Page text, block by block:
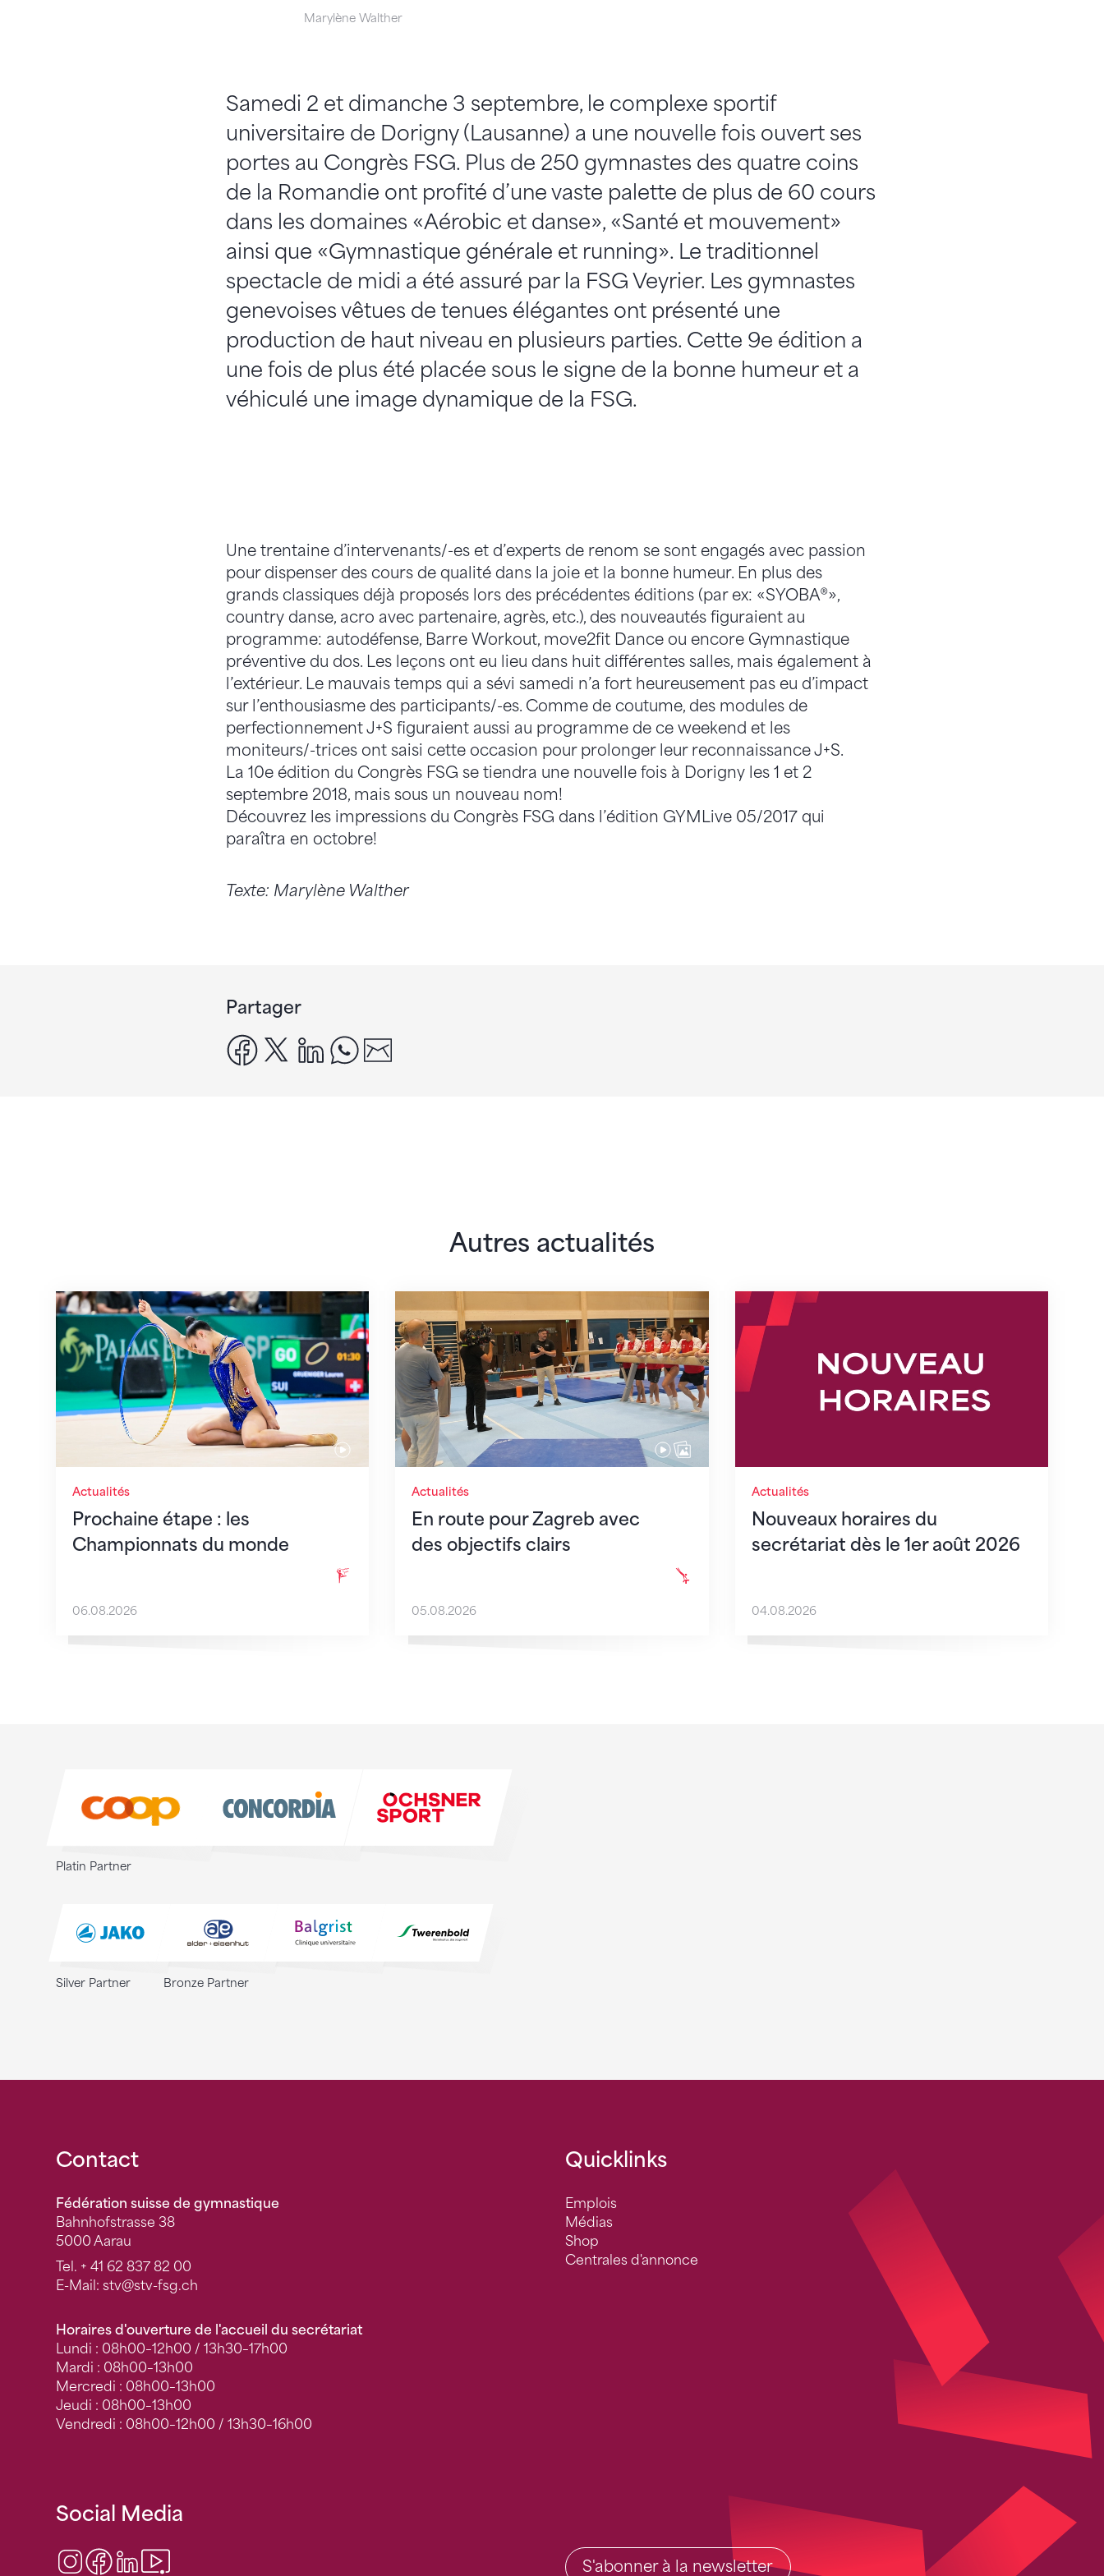
Marylène Walther
Samedi 2 et dimanche 3 septembre, le complexe sportif
universitaire de Dorigny (Lausanne) a une nouvelle fois ouvert ses
portes au Congrès FSG. Plus de 250 gymnastes des quatre coins
de la Romandie ont profité d’une vaste palette de plus de 60 cours
dans les domaines «Aérobic et danse», «Santé et mouvement»
ainsi que «Gymnastique générale et running». Le traditionnel
spectacle de midi a été assuré par la FSG Veyrier. Les gymnastes
genevoises vêtues de tenues élégantes ont présenté une
production de haut niveau en plusieurs parties. Cette 9e édition a
une fois de plus été placée sous le signe de la bonne humeur et a
véhiculé une image dynamique de la FSG.
Une trentaine d’intervenants/-es et d’experts de renom se sont engagés avec passion
pour dispenser des cours de qualité dans la joie et la bonne humeur. En plus des
grands classiques déjà proposés lors des précédentes éditions (par ex: «SYOBA®»,
country danse, acro avec partenaire, agrès, etc.), des nouveautés figuraient au
programme: autodéfense, Barre Workout, move2fit Dance ou encore Gymnastique
préventive du dos. Les leçons ont eu lieu dans huit différentes salles, mais également à
l’extérieur. Le mauvais temps qui a sévi samedi n’a fort heureusement pas eu d’impact
sur l’enthousiasme des participants/-es. Comme de coutume, des modules de
perfectionnement J+S figuraient aussi au programme de ce weekend et les
moniteurs/-trices ont saisi cette occasion pour prolonger leur reconnaissance J+S.
La 10e édition du Congrès FSG se tiendra une nouvelle fois à Dorigny les 1 et 2
septembre 2018, mais sous un nouveau nom!
Découvrez les impressions du Congrès FSG dans l’édition GYMLive 05/2017 qui
paraîtra en octobre!
Texte: Marylène Walther
Partager
facebook
x linkedinwhatsapp
Autres actualités
Actualités
Prochaine étape : les
Championnats du monde
Prochaine étape : les Championnats du monde
06.08.2026
Actualités
En route pour Zagreb avec
des objectifs clairs
En route pour Zagreb avec des objectifs clairs
05.08.2026
Actualités
Nouveaux horaires du
secrétariat dès le 1er août 2026
Nouveaux horaires du secrétariat dès le 1er août
04.08.2026
Platin Partner
Silver Partner Bronze Partner
Fusszeile
Contact
Fédération suisse de gymnastique
Bahnhofstrasse 38
5000 Aarau
Tel. + 41 62 837 82 00
E-Mail: stv@stv-fsg.ch
Horaires d'ouverture de l'accueil du secrétariat
Lundi : 08h00–12h00 / 13h30–17h00
Mardi : 08h00–13h00
Mercredi : 08h00–13h00
Jeudi : 08h00–13h00
Vendredi : 08h00–12h00 / 13h30–16h00
Quicklinks
Emplois
Médias
Shop
Centrales d'annonce
Social Media
Instagram
Facebook
LinkedIn S'abonner à la newsletter